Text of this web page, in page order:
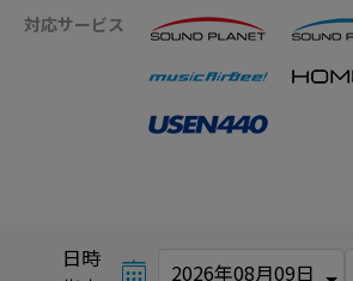
対応サービス
日時